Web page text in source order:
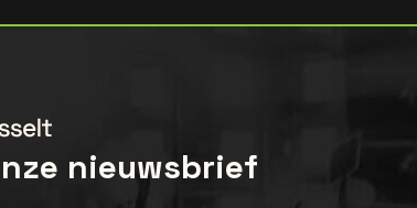
nieuwsbrief